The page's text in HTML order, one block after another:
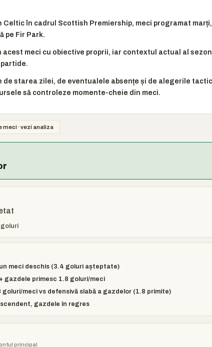
în cadrul Scottish Premiership, meci programat marți,
pe Fir Park.
acest meci cu obiective proprii, iar contextul actual al
de starea zilei, de eventualele absențe și de alegerile
să controleze momente-cheie din meci.
· vezi analiza
goluri
meci deschis (3.4 goluri așteptate)
gazdele primesc 1.8 goluri/meci
goluri/meci vs defensivă slabă a gazdelor (1.8 primite)
gazdele în regres
principal